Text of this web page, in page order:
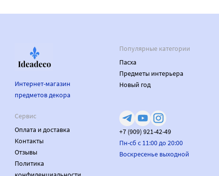
Интернет-магазин
предметов декора
Популярные категории
Пасха
Предметы интерьера
Новый год
Сервис
Оплата и доставка
Контакты
Отзывы
Политика
+7 (909) 921-42-49
Пн-сб с 11:00 до 20:00
Воскресенье выходной